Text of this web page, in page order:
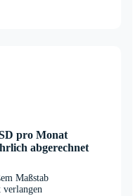
pro Monat
abgerechnet
Maßstab
verlangen